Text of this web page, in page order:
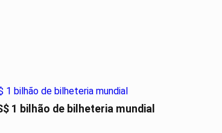
1 bilhão de bilheteria mundial